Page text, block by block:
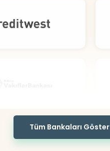
Tüm Bankaları Göster